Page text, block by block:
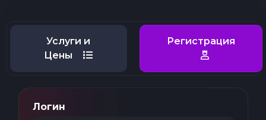
Услуги и
Цены
Регистрация
Логин